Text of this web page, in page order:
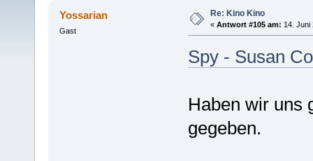
Yossarian
Gast
Re: Kino Kino
« Antwort #105 am: 14. Juni
Spy - Susan
Haben wir uns
gegeben.